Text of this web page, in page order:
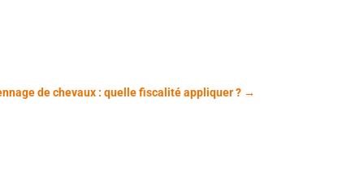
de chevaux : quelle fiscalité appliquer ?→